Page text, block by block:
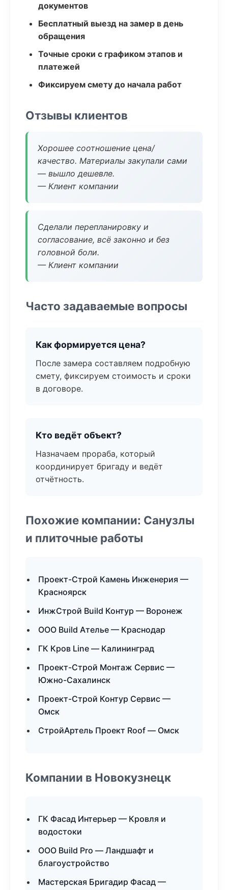
документов
Бесплатный выезд на замер в день
обращения
Точные сроки с графиком этапов и
платежей
Фиксируем смету до начала работ
Отзывы клиентов
Хорошее соотношение цена/
качество. Материалы закупали сами
— вышло дешевле.
— Клиент компании
Сделали перепланировку и
согласование, всё законно и без
головной боли.
— Клиент компании
Часто задаваемые вопросы
Как формируется цена?
После замера составляем подробную
смету, фиксируем стоимость и сроки
в договоре.
Кто ведёт объект?
Назначаем прораба, который
координирует бригаду и ведёт
отчётность.
Похожие компании: Санузлы
и плиточные работы
Проект-Строй Камень Инженерия —
Красноярск
ИнжСтрой Build Контур — Воронеж
ООО Build Ателье — Краснодар
ГК Кров Line — Калининград
Проект-Строй Монтаж Сервис —
Южно-Сахалинск
Проект-Строй Контур Сервис —
Омск
СтройАртель Проект Roof — Омск
Компании в Новокузнецк
ГК Фасад Интерьер — Кровля и
водостоки
ООО Build Pro — Ландшафт и
благоустройство
Мастерская Бригадир Фасад —